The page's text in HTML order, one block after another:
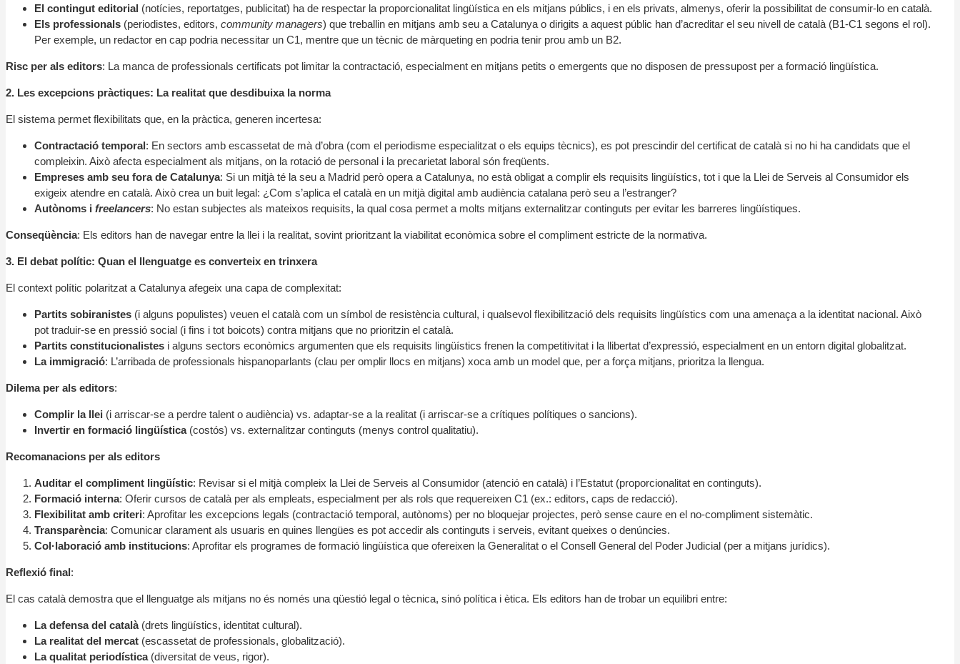
El contingut editorial (notícies, reportatges, publicitat) ha de respectar la proporcionalitat lingüística en els mitjans públics, i en els privats, almenys, oferir la possibilitat de consumir-lo en català.
Els professionals (periodistes, editors, community managers) que treballin en mitjans amb seu a Catalunya o dirigits a aquest públic han d’acreditar el seu nivell de català (B1-C1 segons el rol).
Per exemple, un redactor en cap podria necessitar un C1, mentre que un tècnic de màrqueting en podria tenir prou amb un B2.
Risc per als editors: La manca de professionals certificats pot limitar la contractació, especialment en mitjans petits o emergents que no disposen de pressupost per a formació lingüística.
2. Les excepcions pràctiques: La realitat que desdibuixa la norma
El sistema permet flexibilitats que, en la pràctica, generen incertesa:
Contractació temporal: En sectors amb escassetat de mà d’obra (com el periodisme especialitzat o els equips tècnics), es pot prescindir del certificat de català si no hi ha candidats que el
compleixin. Això afecta especialment als mitjans, on la rotació de personal i la precarietat laboral són freqüents.
Empreses amb seu fora de Catalunya: Si un mitjà té la seu a Madrid però opera a Catalunya, no està obligat a complir els requisits lingüístics, tot i que la Llei de Serveis al Consumidor els
exigeix atendre en català. Això crea un buit legal: ¿Com s’aplica el català en un mitjà digital amb audiència catalana però seu a l’estranger?
Autònoms i freelancers: No estan subjectes als mateixos requisits, la qual cosa permet a molts mitjans externalitzar continguts per evitar les barreres lingüístiques.
Conseqüència: Els editors han de navegar entre la llei i la realitat, sovint prioritzant la viabilitat econòmica sobre el compliment estricte de la normativa.
3. El debat polític: Quan el llenguatge es converteix en trinxera
El context polític polaritzat a Catalunya afegeix una capa de complexitat:
Partits sobiranistes (i alguns populistes) veuen el català com un símbol de resistència cultural, i qualsevol flexibilització dels requisits lingüístics com una amenaça a la identitat nacional. Això
pot traduir-se en pressió social (i fins i tot boicots) contra mitjans que no prioritzin el català.
Partits constitucionalistes i alguns sectors econòmics argumenten que els requisits lingüístics frenen la competitivitat i la llibertat d’expressió, especialment en un entorn digital globalitzat.
La immigració: L’arribada de professionals hispanoparlants (clau per omplir llocs en mitjans) xoca amb un model que, per a força mitjans, prioritza la llengua.
Dilema per als editors:
Complir la llei (i arriscar-se a perdre talent o audiència) vs. adaptar-se a la realitat (i arriscar-se a crítiques polítiques o sancions).
Invertir en formació lingüística(costós) vs. externalitzar continguts (menys control qualitatiu).
Recomanacions per als editors
Auditar el compliment lingüístic: Revisar si el mitjà compleix la Llei de Serveis al Consumidor (atenció en català) i l’Estatut (proporcionalitat en continguts).
Formació interna: Oferir cursos de català per als empleats, especialment per als rols que requereixen C1 (ex.: editors, caps de redacció).
Flexibilitat amb criteri: Aprofitar les excepcions legals (contractació temporal, autònoms) per no bloquejar projectes, però sense caure en el no-compliment sistemàtic.
Transparència: Comunicar clarament als usuaris en quines llengües es pot accedir als continguts i serveis, evitant queixes o denúncies.
Col·laboració amb institucions: Aprofitar els programes de formació lingüística que ofereixen la Generalitat o el Consell General del Poder Judicial (per a mitjans jurídics).
Reflexió final:
El cas català demostra que el llenguatge als mitjans no és només una qüestió legal o tècnica, sinó política i ètica. Els editors han de trobar un equilibri entre:
La defensa del català(drets lingüístics, identitat cultural).
La realitat del mercat (escassetat de professionals, globalització).
La qualitat periodística(diversitat de veus, rigor).